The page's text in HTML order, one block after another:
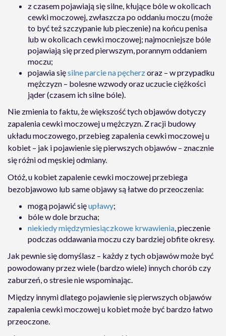
z czasem pojawiają się silne, kłujące bóle w okolicach
cewki moczowej, zwłaszcza po oddaniu moczu (może
to być też szczypanie lub pieczenie) na końcu penisa
lub w okolicach cewki moczowej; najmocniejsze bóle
pojawiają się przed pierwszym, porannym oddaniem
moczu;
pojawia sięsilne parcie na pęcherzoraz – w przypadku
mężczyzn – bolesne wzwody oraz uczucie ciężkości
jąder (czasem ich silne bóle).
Nie zmienia to faktu, że większość tych objawów dotyczy
zapalenia cewki moczowej u mężczyzn. Z racji budowy
układu moczowego, przebieg zapalenia cewki moczowej u
kobiet – jak i pojawienie się pierwszych objawów – znacznie
się różni od męskiej odmiany.
Otóż, u kobiet zapalenie cewki moczowej przebiega
bezobjawowo lub same objawy są łatwe do przeoczenia:
mogą pojawić sięupławy;
bóle w dole brzucha;
niekiedy międzymiesiączkowe krwawienia, pieczenie
podczas oddawania moczu czy bardziej obfite okresy.
Jak pewnie się domyślasz – każdy z tych objawów może być
powodowany przez wiele (bardzo wiele) innych chorób czy
zaburzeń, o stresie nie wspominając.
Między innymi dlatego pojawienie się pierwszych objawów
zapalenia cewki moczowej u kobiet może być bardzo łatwo
przeoczone.